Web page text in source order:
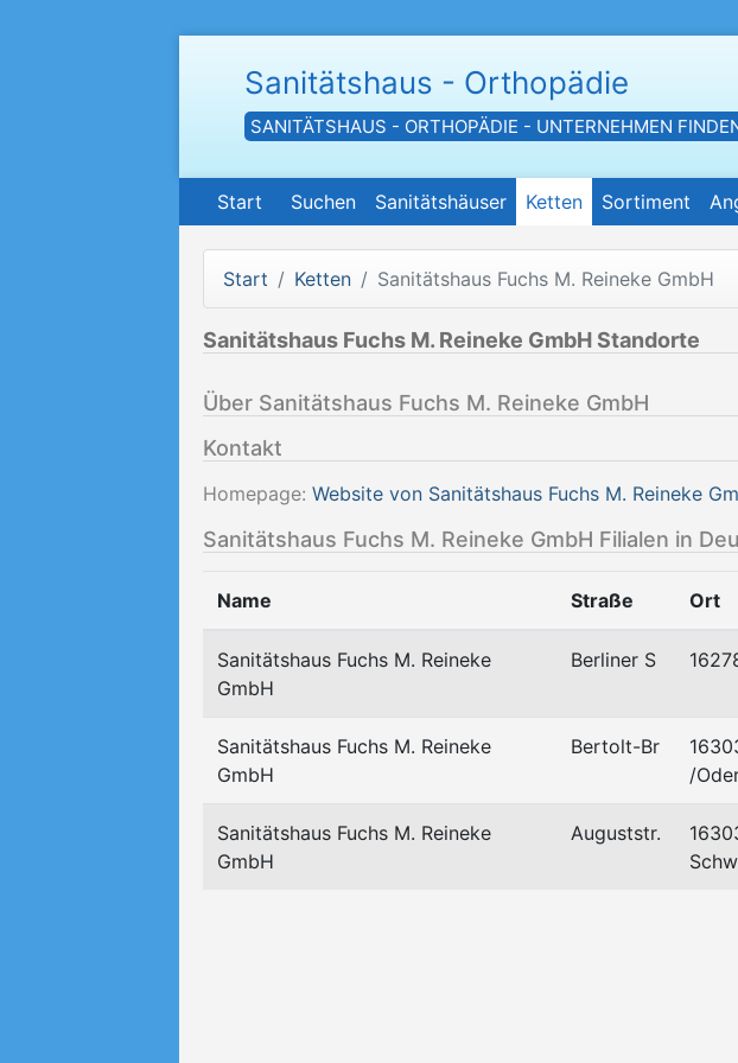
Sanitätshaus - Orthopädie
SANITÄTSHAUS - ORTHOPÄDIE - UNTERNEHMEN
Start Suchen Sanitätshäuser Ketten Sortiment
Start Ketten Sanitätshaus Fuchs M. Reineke GmbH
Sanitätshaus Fuchs M. Reineke GmbH Standorte
Über Sanitätshaus Fuchs M. Reineke GmbH
Kontakt
Homepage: Website von Sanitätshaus Fuchs M. Reineke
Sanitätshaus Fuchs M. Reineke GmbH Filialen in
Name Straße Ort
Sanitätshaus Fuchs M. Reineke
GmbH
Berliner S
Sanitätshaus Fuchs M. Reineke
GmbH
Bertolt-Br
/
Sanitätshaus Fuchs M. Reineke
GmbH
Auguststr.